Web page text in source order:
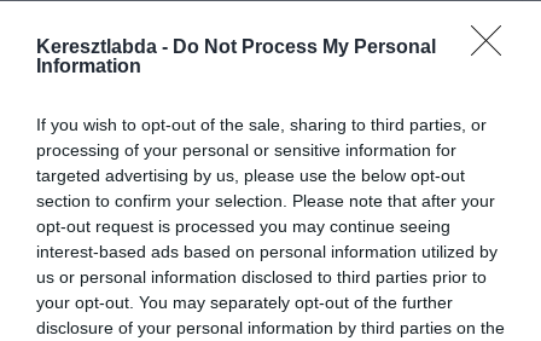
Keresztlabda - Do Not Process My Personal
Information
If you wish to opt-out of the sale, sharing to third parties, or
processing of your personal or sensitive information for
targeted advertising by us, please use the below opt-out
section to confirm your selection. Please note that after your
opt-out request is processed you may continue seeing
interest-based ads based on personal information utilized by
us or personal information disclosed to third parties prior to
your opt-out. You may separately opt-out of the further
disclosure of your personal information by third parties on the
amivel karbantarthatod az
éstovábbi érdekes napi játékokat találhatsz.